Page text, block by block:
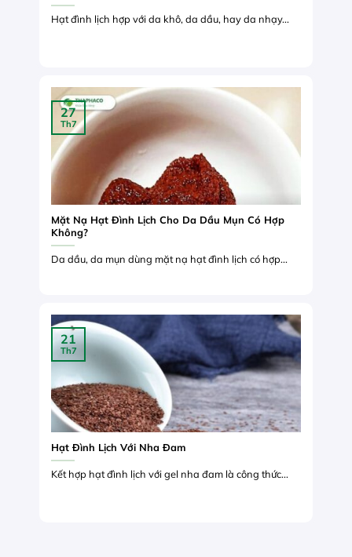
Hạt đình lịch hợp với da khô, da dầu, hay da nhạy...
Mặt Nạ Hạt Đình Lịch Cho Da Dầu Mụn Có Hợp
Không?
Da dầu, da mụn dùng mặt nạ hạt đình lịch có hợp...
27
Th7
Hạt Đình Lịch Với Nha Đam
Kết hợp hạt đình lịch với gel nha đam là công thức...
21
Th7